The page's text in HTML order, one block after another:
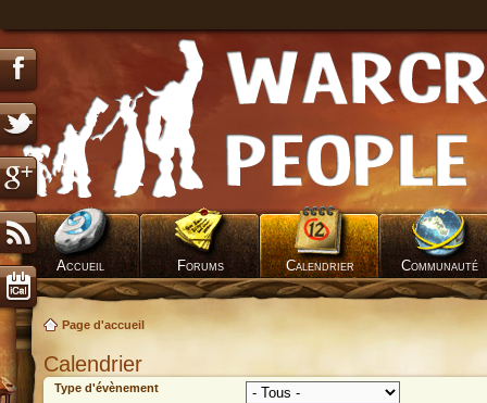
Accueil Forums Calendrier Communauté
Page d'accueil
Calendrier
Type d'évènement